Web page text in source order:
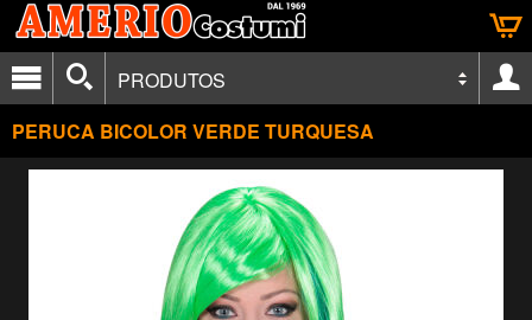
PRODUTOS
PERUCA BICOLOR VERDE TURQUESA